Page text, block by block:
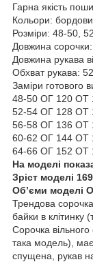
Гарна якість
Кольори:
Розміри: 48-50,
Довжина
Довжина рукава
Обхват рукава:
Заміри готового
48-50 ОГ 120 ОТ
52-54 ОГ 128 ОТ
56-58 ОГ 136 ОТ
60-62 ОГ 144 ОТ
64-66 ОГ 152 ОТ
На моделі
Зріст моделі
Oб’єми моделі
Трендова сорочка
байки в клітинку
Сорочка вільного
така модель), має
спущена, рукав